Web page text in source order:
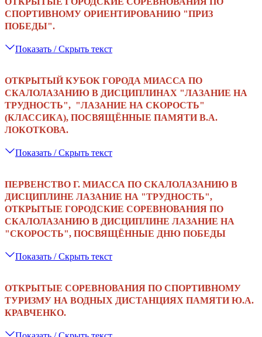
СПОРТИВНОМУ ОРИЕНТИРОВАНИЮ "ПРИЗ
ПОБЕДЫ".
Показать / Скрыть текст
ОТКРЫТЫЙ КУБОК ГОРОДА МИАССА ПО
СКАЛОЛАЗАНИЮ В ДИСЦИПЛИНАХ "ЛАЗАНИЕ НА
ТРУДНОСТЬ", "ЛАЗАНИЕ НА СКОРОСТЬ"
(КЛАССИКА), ПОСВЯЩЁННЫЕ ПАМЯТИ В.А.
ЛОКОТКОВА.
Показать / Скрыть текст
ПЕРВЕНСТВО Г. МИАССА ПО СКАЛОЛАЗАНИЮ В
ДИСЦИПЛИНЕ ЛАЗАНИЕ НА "ТРУДНОСТЬ",
ОТКРЫТЫЕ ГОРОДСКИЕ СОРЕВНОВАНИЯ ПО
СКАЛОЛАЗАНИЮ В ДИСЦИПЛИНЕ ЛАЗАНИЕ НА
"СКОРОСТЬ", ПОСВЯЩЁННЫЕ ДНЮ ПОБЕДЫ
Показать / Скрыть текст
ОТКРЫТЫЕ СОРЕВНОВАНИЯ ПО СПОРТИВНОМУ
ТУРИЗМУ НА ВОДНЫХ ДИСТАНЦИЯХ ПАМЯТИ Ю.А.
КРАВЧЕНКО.